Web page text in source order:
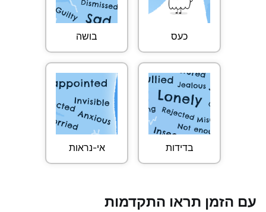
כעס בושה
בדידות אי-נראות
עם הזמן תראו התקדמות